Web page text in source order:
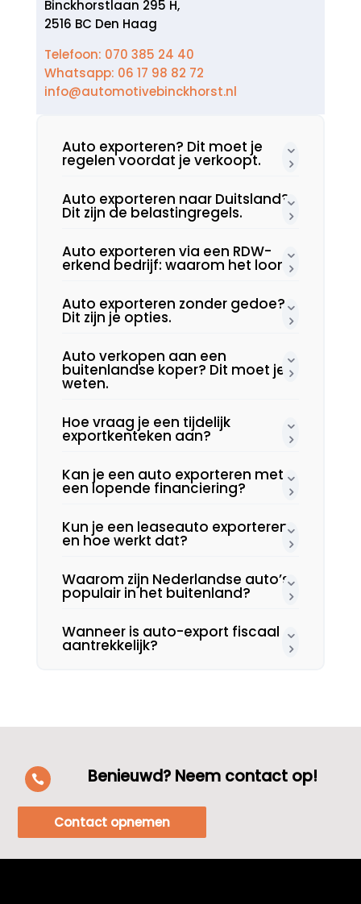
Binckhorstlaan 295 H,
2516 BC Den Haag
Telefoon: 070 385 24 40
Whatsapp: 06 17 98 82 72
info@automotivebinckhorst.nl
Auto exporteren? Dit moet je
regelen voordat je verkoopt.​
Auto exporteren naar Duitsland?
Dit zijn de belastingregels.​
Auto exporteren via een RDW-
erkend bedrijf: waarom het loont.​
Auto exporteren zonder gedoe?
Dit zijn je opties.​
Auto verkopen aan een
buitenlandse koper? Dit moet je
weten.​
Hoe vraag je een tijdelijk
exportkenteken aan?
Kan je een auto exporteren met
een lopende financiering?
Kun je een leaseauto exporteren
en hoe werkt dat?
Waarom zijn Nederlandse auto’s
populair in het buitenland?
Wanneer is auto-export fiscaal
aantrekkelijk?
 Benieuwd? Neem contact op!
Contact opnemen